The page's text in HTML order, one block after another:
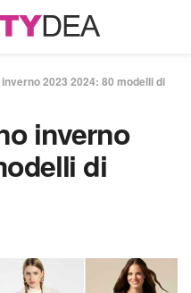
2023 2024: 80 modelli di
inverno
di